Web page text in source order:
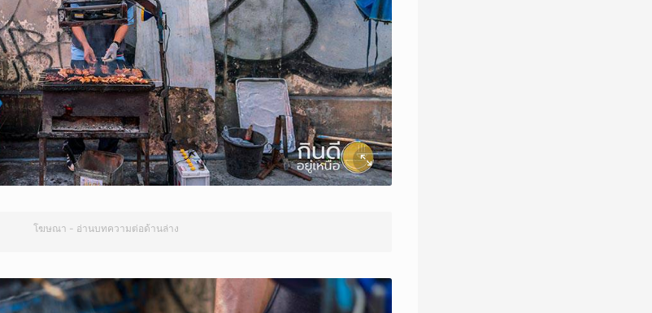
โฆษณา - อ่านบทความต่อด้านล่าง